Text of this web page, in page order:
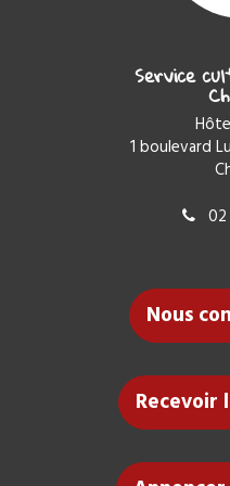
Service
1 boulevard
02
Nous
Recevoir